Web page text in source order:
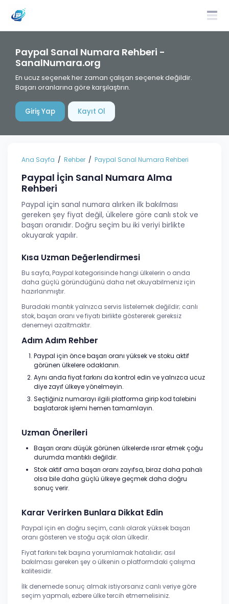
Paypal Sanal Numara Rehberi -
SanalNumara.org
En ucuz seçenek her zaman çalışan seçenek değildir.
Başarı oranlarına göre karşılaştırın.
Giriş Yap Kayıt Ol
Ana Sayfa Rehber Paypal Sanal Numara Rehberi
Paypal İçin Sanal Numara Alma
Rehberi
Paypal için sanal numara alırken ilk bakılması
gereken şey fiyat değil, ülkelere göre canlı stok ve
başarı oranıdır. Doğru seçim bu iki veriyi birlikte
okuyarak yapılır.
Kısa Uzman Değerlendirmesi
Bu sayfa, Paypal kategorisinde hangi ülkelerin o anda
daha güçlü göründüğünü daha net okuyabilmeniz için
hazırlanmıştır.
Buradaki mantık yalnızca servis listelemek değildir; canlı
stok, başarı oranı ve fiyatı birlikte göstererek gereksiz
denemeyi azaltmaktır.
Adım Adım Rehber
Paypal için önce başarı oranı yüksek ve stoku aktif
görünen ülkelere odaklanın.
Aynı anda fiyat farkını da kontrol edin ve yalnızca ucuz
diye zayıf ülkeye yönelmeyin.
Seçtiğiniz numarayı ilgili platforma girip kod talebini
başlatarak işlemi hemen tamamlayın.
Uzman Önerileri
Başarı oranı düşük görünen ülkelerde ısrar etmek çoğu
durumda mantıklı değildir.
Stok aktif ama başarı oranı zayıfsa, biraz daha pahalı
olsa bile daha güçlü ülkeye geçmek daha doğru
sonuç verir.
Karar Verirken Bunlara Dikkat Edin
Paypal için en doğru seçim, canlı olarak yüksek başarı
oranı gösteren ve stoğu açık olan ülkedir.
Fiyat farkını tek başına yorumlamak hatalıdır; asıl
bakılması gereken şey o ülkenin o platformdaki çalışma
kalitesidir.
İlk denemede sonuç almak istiyorsanız canlı veriye göre
seçim yapmalı, ezbere ülke tercih etmemelisiniz.